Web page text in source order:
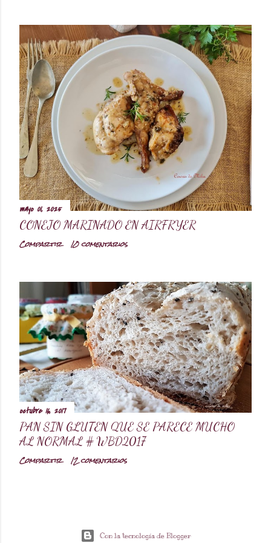
mayo 01, 2025
CONEJO MARINADO EN AIRFRYER
Compartir
10 comentarios
octubre 16, 2017
PAN SIN GLUTEN QUE SE PARECE MUCHO
AL NORMAL # WBD2017
Compartir
12 comentarios
Con la tecnología de Blogger